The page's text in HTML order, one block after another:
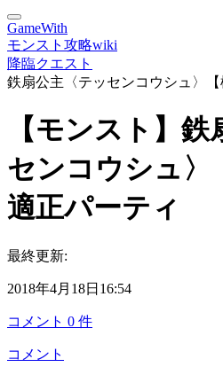
GameWith
モンスト攻略wiki
降臨クエスト
鉄扇公主〈テッセンコウシュ〉
【モンスト】
センコウシュ〉
適正パーティ
最終更新:
2018年4月18日16:54
コメント 0 件
コメント